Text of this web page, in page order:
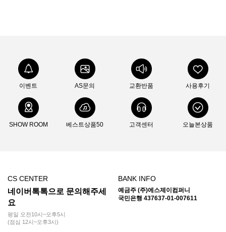
이벤트 AS문의 교환반품 사용후기
SHOW ROOM 베스트상품50 고객센터 오늘본상품
CS CENTER
네이버톡톡으로 문의해주세
요
평일 오전10시~오후5시
(점심 12시~오후3시)
BANK INFO
예금주 (주)에스제이컴퍼니
국민은행 437637-01-007611